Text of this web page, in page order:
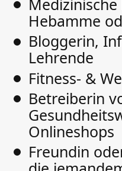
Hebamme
Bloggerin,
Lehrende
Fitness- &
Betreiberin
Onlineshops
Freundin